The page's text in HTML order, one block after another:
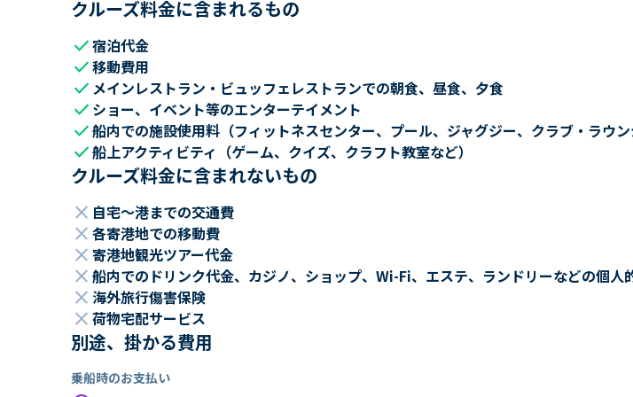
クルーズ料金に含まれるもの
check宿泊代金
check移動費用
check メインレストラン・ビュッフェレストランでの朝食、昼食、夕食
check ショー、イベント等のエンターテイメント
check船内での施設使用料（フィットネスセンター、プール、ジャグジー、クラブ・ラウン
check船上アクティビティ（ゲーム、クイズ、クラフト教室など）
クルーズ料金に含まれないもの
close 自宅～港までの交通費
close 各寄港地での移動費
close 寄港地観光ツアー代金
close 船内でのドリンク代金、カジノ、ショップ、Wi-Fi、エステ、ランドリーなどの個人
close 海外旅行傷害保険
close 荷物宅配サービス
別途、掛かる費用
乗船時のお支払い